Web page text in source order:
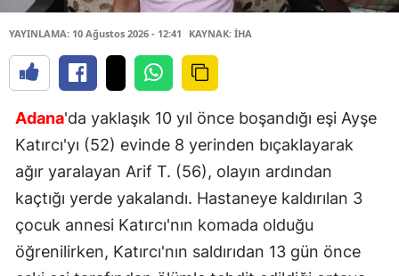
YAYINLAMA: 10 Ağustos 2026 - 12:41 KAYNAK: İHA
Adana'da yaklaşık 10 yıl önce boşandığı eşi Ayşe
Katırcı'yı (52) evinde 8 yerinden bıçaklayarak
ağır yaralayan Arif T. (56), olayın ardından
kaçtığı yerde yakalandı. Hastaneye kaldırılan 3
çocuk annesi Katırcı'nın komada olduğu
öğrenilirken, Katırcı'nın saldırıdan 13 gün önce